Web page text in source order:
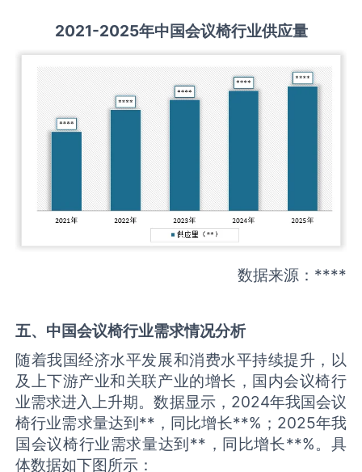
2021-2025年中国会议椅行业供应量
数据来源：****
五、中国会议椅行业需求情况分析
随着我国经济水平发展和消费水平持续提升，以
及上下游产业和关联产业的增长，国内会议椅行
业需求进入上升期。数据显示，2024年我国会议
椅行业需求量达到**，同比增长**%；2025年我
国会议椅行业需求量达到**，同比增长**%。具
体数据如下图所示：